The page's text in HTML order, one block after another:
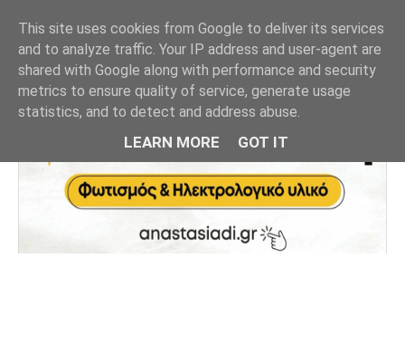
This site uses cookies from Google to deliver its services
and to analyze traffic. Your IP address and user-agent are
shared with Google along with performance and security
metrics to ensure quality of service, generate usage
statistics, and to detect and address abuse.
LEARN MORE GOT IT